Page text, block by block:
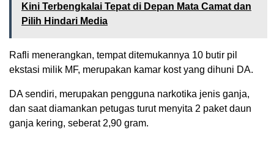
Kini Terbengkalai Tepat di Depan Mata Camat dan
Pilih Hindari Media
Rafli menerangkan, tempat ditemukannya 10 butir pil
ekstasi milik MF, merupakan kamar kost yang dihuni DA.
DA sendiri, merupakan pengguna narkotika jenis ganja,
dan saat diamankan petugas turut menyita 2 paket daun
ganja kering, seberat 2,90 gram.